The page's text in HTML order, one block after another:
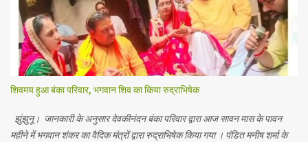
शिवमय हुआ बंका परिवार, भगवान शिव का किया रुद्राभिषेक
झुंझुनू। जानकारी के अनुसार देवकीनंदन बंका परिवार द्वारा आज सावन मास के पावन
महीने में भगवान शंकर का वैदिक मंत्रों द्वारा रुद्राभिषेक किया गया । पंडित मनीष शर्मा के